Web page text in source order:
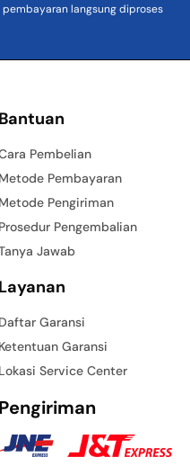
langsung diproses
Bantuan
Pembelian
Metode Pembayaran
Metode Pengiriman
Prosedur Pengembalian
Jawab
Layanan
Daftar Garansi
Ketentuan Garansi
Lokasi Service Center
Pengiriman